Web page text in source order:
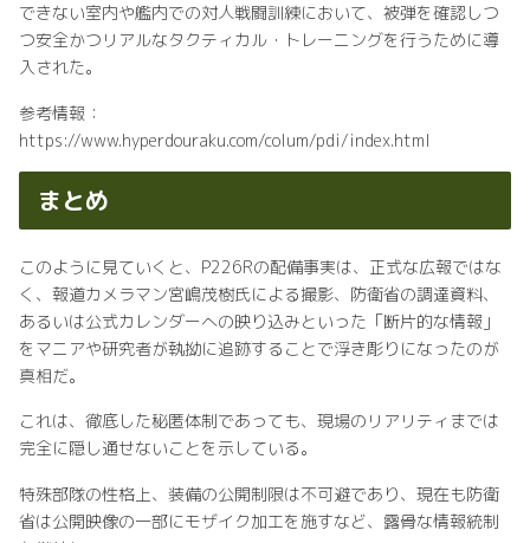
できない室内や艦内での対人戦闘訓練において、被弾を確認しつ
つ安全かつリアルなタクティカル・トレーニングを行うために導
入された。
参考情報：
https://www.hyperdouraku.com/colum/pdi/index.html
まとめ
このように見ていくと、P226Rの配備事実は、正式な広報ではな
く、報道カメラマン宮嶋茂樹氏による撮影、防衛省の調達資料、
あるいは公式カレンダーへの映り込みといった「断片的な情報」
をマニアや研究者が執拗に追跡することで浮き彫りになったのが
真相だ。
これは、徹底した秘匿体制であっても、現場のリアリティまでは
完全に隠し通せないことを示している。
特殊部隊の性格上、装備の公開制限は不可避であり、現在も防衛
省は公開映像の一部にモザイク加工を施すなど、露骨な情報統制